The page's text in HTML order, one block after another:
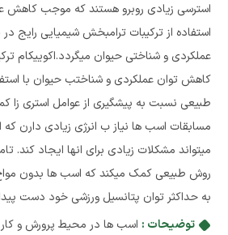
استرسی زیادی روبرو هستند که موجب کاهش
استفاده از ترکیبات ترامبخش شیمیایی رایج
عملکردی و شناختی حیوان میگردد.اکوییکام
کاهش توان عملکردی و شناختب حیوان با
طبیعی نسبت به پیشگیری از عوامل استری زا
مسابقات اسب ها نیاز ب انرژی زیادی دارن که
میتواند مشکلات زیادی برای انها ایجاد کند.
روش طبیعی کمک میکند که اسب ها بدون
به حداکثر توان پتانسیل ورزشی خود دست
توضیحات : اسب ها در محیط پرورش و کار